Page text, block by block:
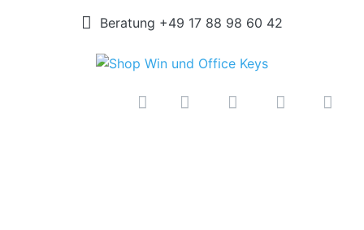
Beratung +49 17 88 98 60 42